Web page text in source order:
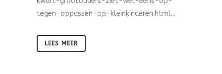
tegen-oppassen-op-kleinkinderen.html...
LEES MEER